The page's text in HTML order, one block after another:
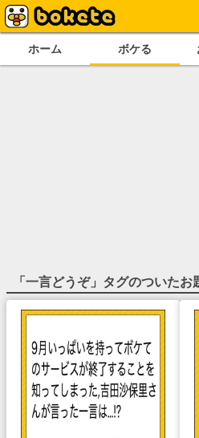
ホーム ボケる
「一言どうぞ」タグのついたお